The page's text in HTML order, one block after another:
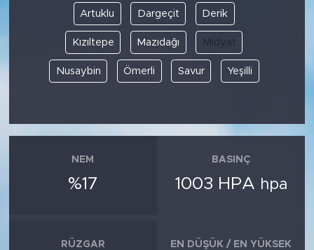
Artuklu Dargeçit Derik
Kızıltepe Mazıdağı Midyat
Nusaybin Ömerli Savur Yeşilli
NEM
%17
BASINÇ
1003 HPA hpa
RÜZGAR EN DÜŞÜK / EN YÜKSEK